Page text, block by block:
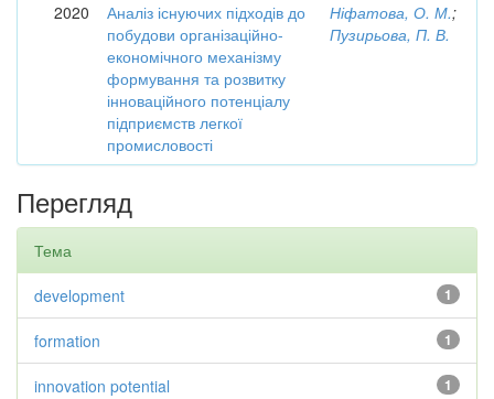
2020
Аналіз існуючих підходів до
побудови організаційно-
економічного механізму
формування та розвитку
інноваційного потенціалу
підприємств легкої
промисловості
Ніфатова, О. М.;
Пузирьова, П. В.
Перегляд
Тема
1
development
1
formation
1
innovation potential